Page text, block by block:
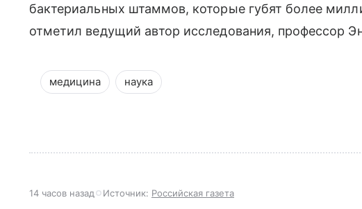
бактериальных штаммов, которые губят более
отметил ведущий автор исследования, профессор
медицина наука
14 часов назад Источник: Российская газета